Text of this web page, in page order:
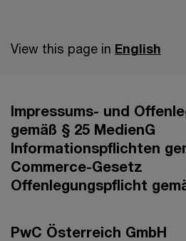
View this page in English
Impressums- und
gemäß § 25 MedienG
Informationspflichten
Commerce-Gesetz
Offenlegungspflicht
PwC Österreich GmbH